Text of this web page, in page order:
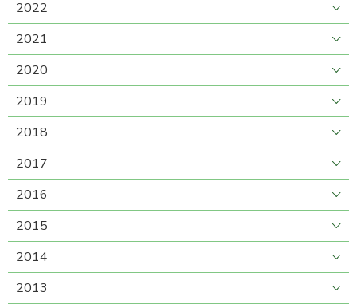
2022
2021
2020
2019
2018
2017
2016
2015
2014
2013